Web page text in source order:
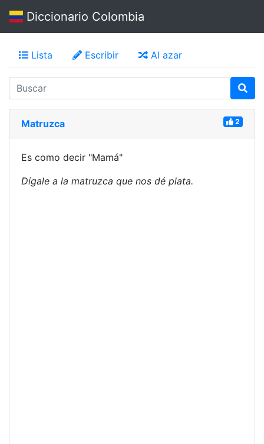
Diccionario Colombia
Lista Escribir Al azar
Matruzca 2
Es como decir "Mamá"
Dígale a la matruzca que nos dé plata.